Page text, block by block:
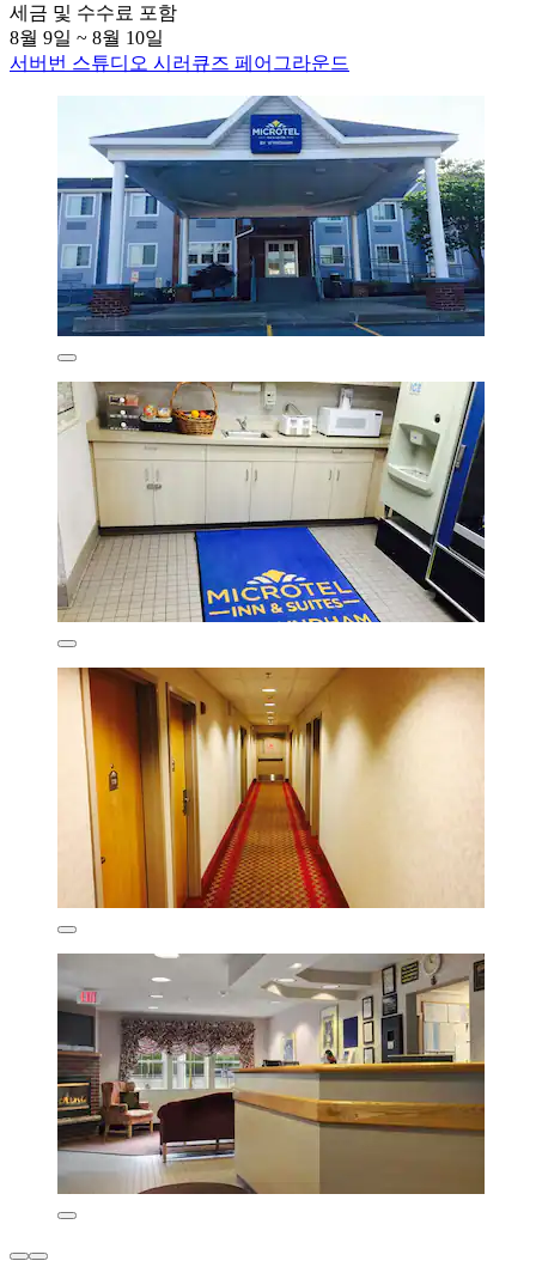
세금 및 수수료 포함
8월 9일 ~ 8월 10일
서버번 스튜디오 시러큐즈 페어그라운드